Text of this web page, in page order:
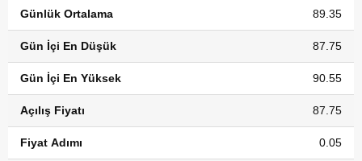
Günlük Ortalama 89.35
Gün İçi En Düşük 87.75
Gün İçi En Yüksek 90.55
Açılış Fiyatı 87.75
Fiyat Adımı 0.05